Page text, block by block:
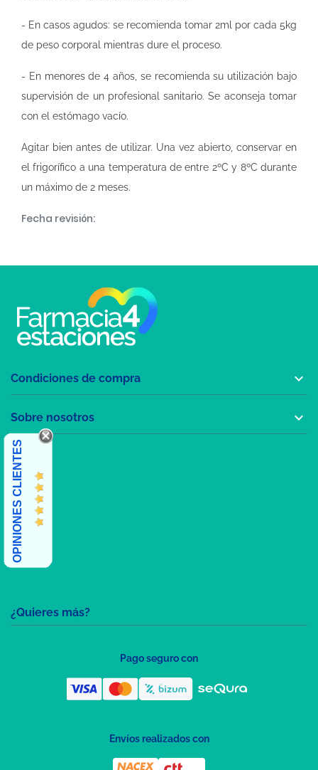
- En casos agudos: se recomienda tomar 2ml por cada 5kg
de peso corporal mientras dure el proceso.
- En menores de 4 años, se recomienda su utilización bajo
supervisión de un profesional sanitario. Se aconseja tomar
con el estómago vacío.
Agitar bien antes de utilizar. Una vez abierto, conservar en
el frigorífico a una temperatura de entre 2ºC y 8ºC durante
un máximo de 2 meses.
Fecha revisión:
¿Quieres más?
Condiciones de compra 
Sobre nosotros 
OPINIONES CLIENTES
Pago seguro con
Envíos realizados con